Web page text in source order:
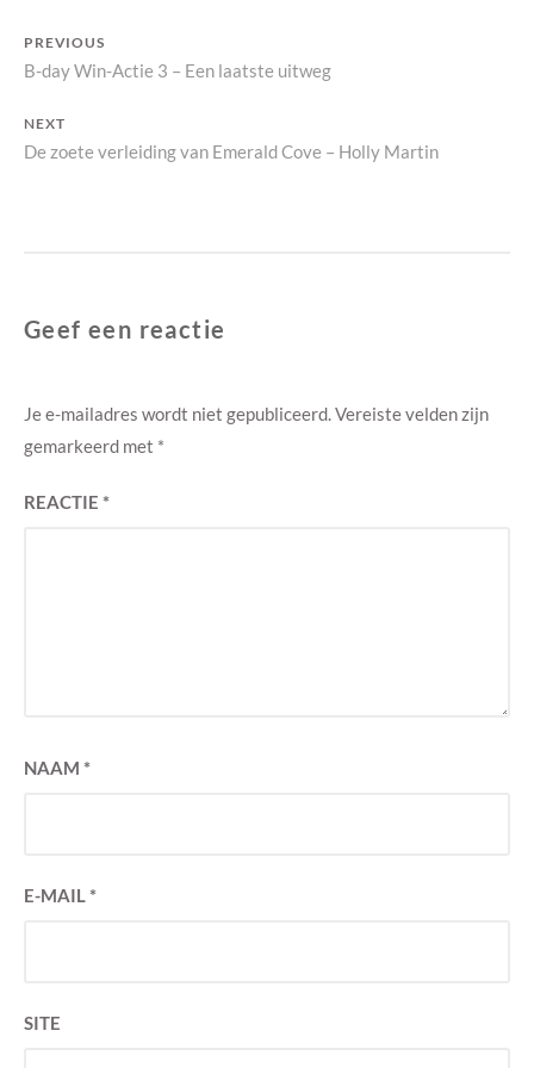
Bericht
navigatie
PREVIOUS
Previous
B-day Win-Actie 3 – Een laatste uitweg
NEXT
Next
De zoete verleiding van Emerald Cove – Holly Martin
Geef een reactie
Je e-mailadres wordt niet gepubliceerd.Vereiste velden zijn
gemarkeerd met *
REACTIE *
NAAM *
E-MAIL*
SITE